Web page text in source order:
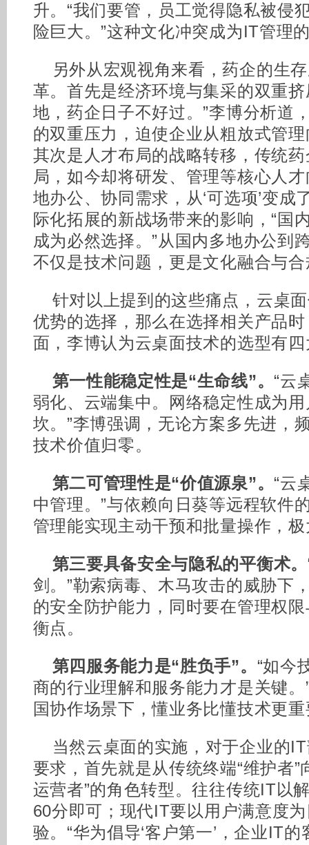
升。“我们要管，员工觉得隐私被侵
险巨大。”这种文化冲突成为IT管理
另外从宏观视角来看，药企的生
革。首先是经济环境与集采的双重
地，药企日子不好过。”李博分析道
的双重压力，迫使企业从粗放式管
其次是人才布局的战略转移，传统
局，如今却将研发、管理等核心人
地办公、协同需求，从‘可选项’变成
际化拓展的新战场带来的影响，“国
成为必然选择。”从国内多地办公到
不仅是技术问题，更是文化融合与
针对以上提到的这些痛点，云桌
优势的选择，那么在选择相关产品
面，李博认为云桌面技术的选型有
第一性能稳定性是“生命线”。“云
弱化、云端集中。网络稳定性成为
坎。”李博强调，无论方案多先进，
技术价值归零。
第二可管理性是“价值源泉”。“云
中管理。”与依赖向日葵等远程软件
管理能实现主动干预和批量操作，
第三要具备安全与隐私的平衡术。
剑。”勒索病毒、木马攻击的威胁下
的安全防护能力，同时要在管理权
衡点。
第四服务能力是“胜负手”。 “如今
商的行业理解和服务能力才是关键
国协作场景下，懂业务比懂技术更
当然云桌面的实施，对于企业的
要求，首先就是从传统终端“维护者”
运营者”的角色转型。往往传统IT以
60分即可；现代IT要以用户满意度
验。“华为倡导‘客户第一’，企业IT